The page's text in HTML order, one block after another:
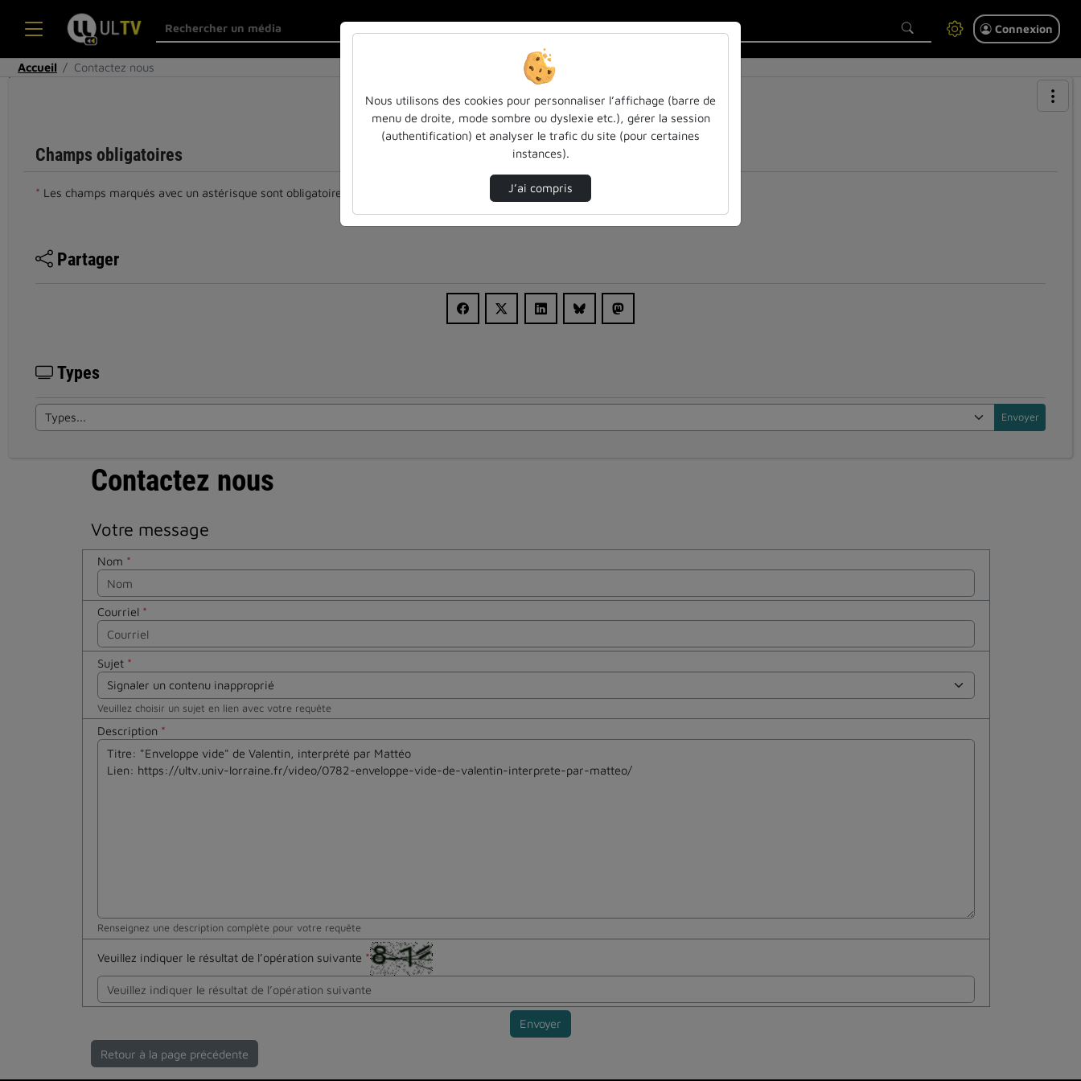
Connexion
Accueil Contactez nous
Champs obligatoires
* Les champs marqués avec un astérisque sont obligatoires.
Partager
Types
Contactez nous
Votre message
Nom *
Courriel *
Sujet *
Veuillez choisir un sujet en lien avec votre requête
Description *
Renseignez une description complète pour votre requête
Veuillez indiquer le résultat de l’opération suivante *
en métal
Envoyer
Retour à la page précédente
Nous utilisons des cookies pour personnaliser l’affichage (barre de
menu de droite, mode sombre ou dyslexie etc.), gérer la session
(authentification) et analyser le trafic du site (pour certaines
instances).
J’ai compris